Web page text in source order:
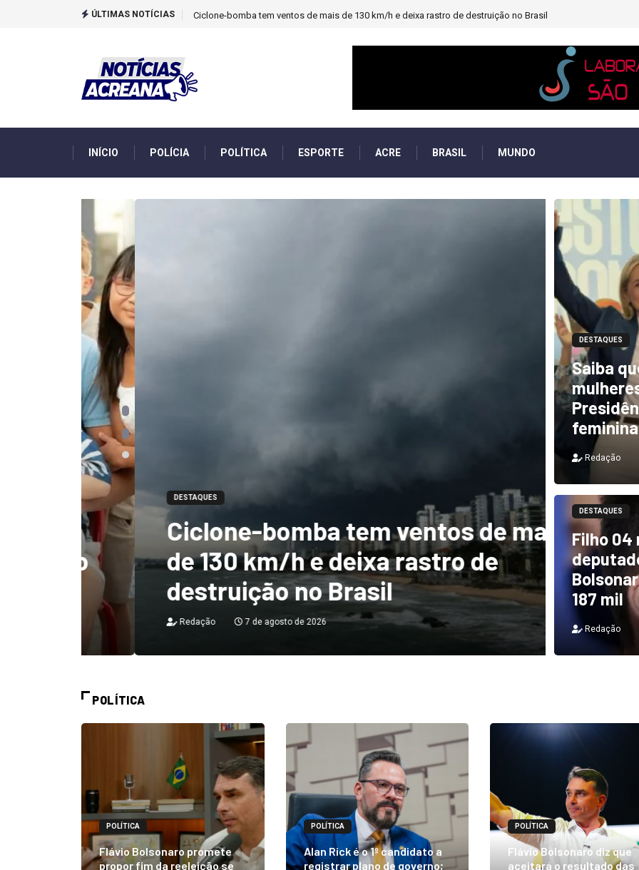
ÚLTIMAS NOTÍCIAS TCU identificou desvios de dinheiro e PF investigará emendas Pix
INÍCIO POLÍCIA POLÍTICA ESPORTE ACRE BRASIL MUNDO
DESTAQUES
Ciclone-bomba tem ventos de mais
de 130 km/h e deixa rastro de
destruição no Brasil
7 de agosto de 2026
TCU
e PF
DESTAQUES
Saiba
Redação
DESTAQUES
Filho 04
187 mil
Redação
POLÍTICA
POLÍTICA
Flávio Bolsonaro promete
propor fim da reeleição se
POLÍTICA
Alan Rick é o 1º candidato a
registrar plano de governo;
POLÍTICA
Flávio Bolsonaro diz que
aceitará o resultado das